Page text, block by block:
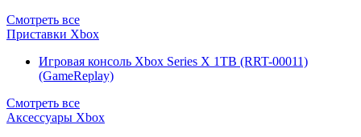
Смотреть все
Приставки Xbox
Игровая консоль Xbox Series X 1TB (RRT-00011)
(GameReplay)
Смотреть все
Аксессуары Xbox